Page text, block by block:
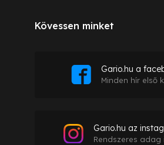
Kövessen minket
Gario.hu a
Minden hír első
Gario.hu az
Rendszeres adag